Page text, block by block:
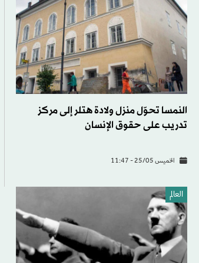
النمسا تحوّل منزل ولادة هتلر إلى مركز
تدريب على حقوق الإنسان
الخميس 25/05 - 11:47
العالم